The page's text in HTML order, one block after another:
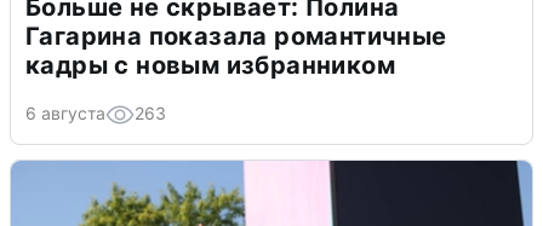
Больше не скрывает: Полина
Гагарина показала романтичные
кадры с новым избранником
6 августа 263